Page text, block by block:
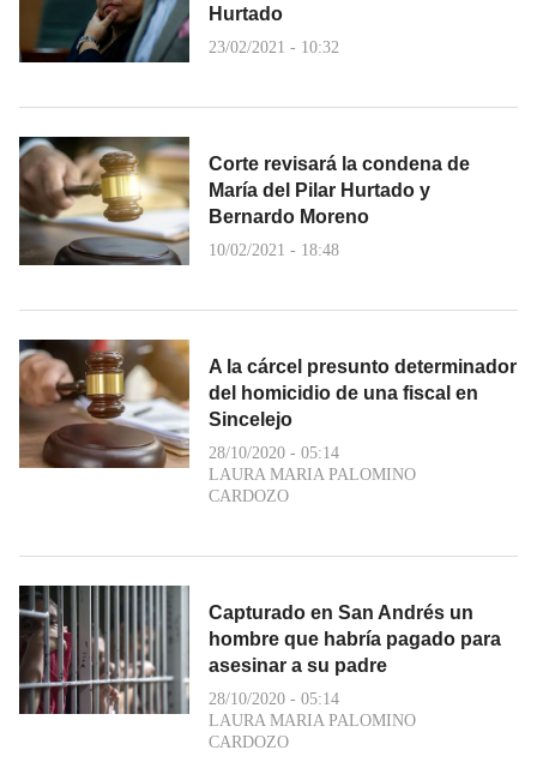
Hurtado
23/02/2021 - 10:32
Corte revisará la condena de
María del Pilar Hurtado y
Bernardo Moreno
10/02/2021 - 18:48
A la cárcel presunto determinador
del homicidio de una fiscal en
Sincelejo
28/10/2020 - 05:14
LAURA MARIA PALOMINO
CARDOZO
Capturado en San Andrés un
hombre que habría pagado para
asesinar a su padre
28/10/2020 - 05:14
LAURA MARIA PALOMINO
CARDOZO